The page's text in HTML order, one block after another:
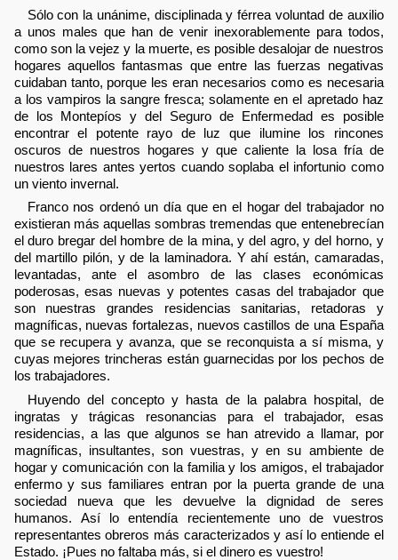
Sólo con la unánime, disciplinada y férrea voluntad de auxilio
a unos males que han de venir inexorablemente para todos,
como son la vejez y la muerte, es posible desalojar de nuestros
hogares aquellos fantasmas que entre las fuerzas negativas
cuidaban tanto, porque les eran necesarios como es necesaria
a los vampiros la sangre fresca; solamente en el apretado haz
de los Montepíos y del Seguro de Enfermedad es posible
encontrar el potente rayo de luz que ilumine los rincones
oscuros de nuestros hogares y que caliente la losa fría de
nuestros lares antes yertos cuando soplaba el infortunio como
un viento invernal.
Franco nos ordenó un día que en el hogar del trabajador no
existieran más aquellas sombras tremendas que entenebrecían
el duro bregar del hombre de la mina, y del agro, y del horno, y
del martillo pilón, y de la laminadora. Y ahí están, camaradas,
levantadas, ante el asombro de las clases económicas
poderosas, esas nuevas y potentes casas del trabajador que
son nuestras grandes residencias sanitarias, retadoras y
magníficas, nuevas fortalezas, nuevos castillos de una España
que se recupera y avanza, que se reconquista a sí misma, y
cuyas mejores trincheras están guarnecidas por los pechos de
los trabajadores.
Huyendo del concepto y hasta de la palabra hospital, de
ingratas y trágicas resonancias para el trabajador, esas
residencias, a las que algunos se han atrevido a llamar, por
magníficas, insultantes, son vuestras, y en su ambiente de
hogar y comunicación con la familia y los amigos, el trabajador
enfermo y sus familiares entran por la puerta grande de una
sociedad nueva que les devuelve la dignidad de seres
humanos. Así lo entendía recientemente uno de vuestros
representantes obreros más caracterizados y así lo entiende el
Estado. ¡Pues no faltaba más, si el dinero es vuestro!